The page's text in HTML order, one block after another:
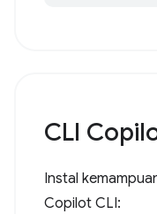
CLI
Instal
Copilot CLI: